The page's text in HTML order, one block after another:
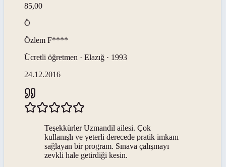
85,00
Ö
Özlem F****
Ücretli öğretmen · Elazığ · 1993
24.12.2016
Teşekkürler Uzmandil ailesi. Çok
kullanışlı ve yeterli derecede pratik imkanı
sağlayan bir program. Sınava çalışmayı
zevkli hale getirdiği kesin.